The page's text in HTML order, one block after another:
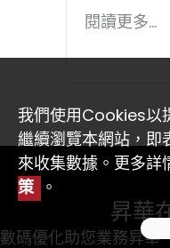
閱讀更多...
昇華
數碼優化助您業務昇華
我們使用Cookies以
繼續瀏覽本網站，
來收集數據。更多
策 。